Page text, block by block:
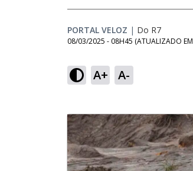
PORTAL VELOZ | Do R7
08/03/2025 - 08H45 (ATUALIZADO EM
A+ A-